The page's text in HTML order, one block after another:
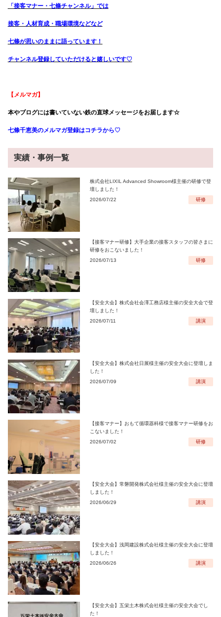
「接客マナー・七條チャンネル」では
接客・人材育成・職場環境などなど
七條が思いのままに語っています！
チャンネル登録していただけると嬉しいです♡
【メルマガ】
本やブログには書いていない鉄の直球メッセージをお届します☆
七條千恵美のメルマガ登録はコチラから♡
実績・事例一覧
株式会社LIXIL Advanced Showroom様主催の研修で登
壇しました！
2026/07/22
研修
【接客マナー研修】大手企業の接客スタッフの皆さまに
研修をおこないました！
2026/07/13
研修
【安全大会】株式会社会澤工務店様主催の安全大会で登
壇しました！
2026/07/11
講演
【安全大会】株式会社日展様主催の安全大会に登壇しま
した！
2026/07/09
講演
【接客マナー】おもて循環器科様で接客マナー研修をお
こないました！
2026/07/02
研修
【安全大会】常磐開発株式会社様主催の安全大会に登壇
しました！
2026/06/29
講演
【安全大会】浅岡建設株式会社様主催の安全大会に登壇
しました！
2026/06/26
講演
【安全大会】五栄土木株式会社様主催の安全大会でし
た！